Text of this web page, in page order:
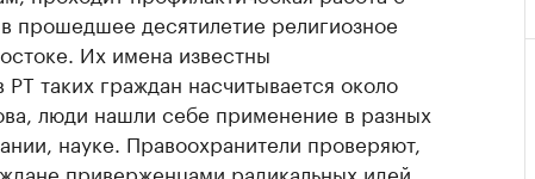
прошедшее десятилетие религиозное
Их имена известны
таких граждан насчитывается около
люди нашли себе применение в разных
науке. Правоохранители проверяют,
приверженцами радикальных идей.